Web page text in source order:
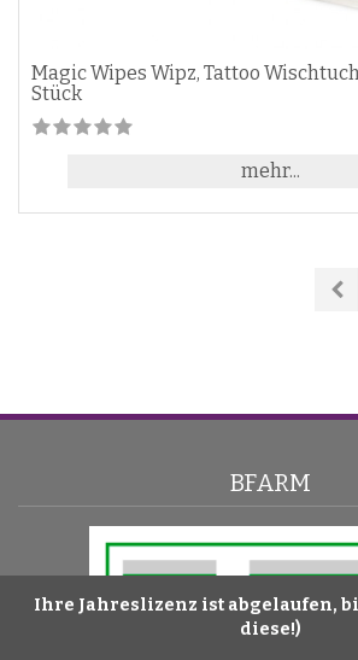
Ihre Jahreslizenz ist abgelaufen,
diese!)
Magic Wipes Wipz, Tattoo
Stück
mehr...
BFARM
Ihre Jahreslizenz ist abgelaufen,
diese!)